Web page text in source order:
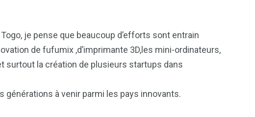
je pense que beaucoup d’efforts sont entrain
de fufumix ,d’imprimante 3D,les mini-ordinateurs,
surtout la création de plusieurs startups dans
générations à venir parmi les pays innovants.